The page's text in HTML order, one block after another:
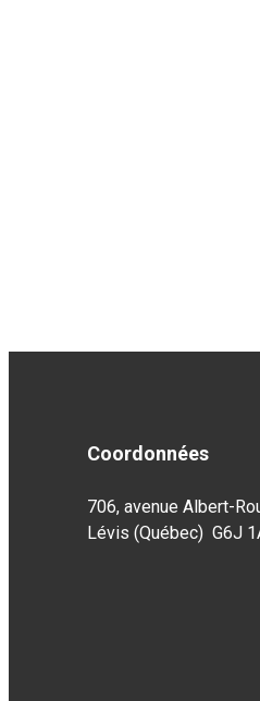
Coordonnées
706, avenue Albert-
Lévis (Québec) G6J